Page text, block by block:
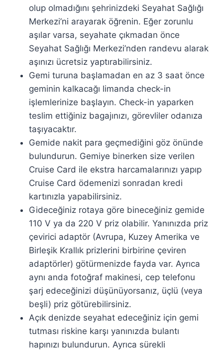
olup olmadığını şehrinizdeki Seyahat Sağlığı
Merkezi’ni arayarak öğrenin. Eğer zorunlu
aşılar varsa, seyahate çıkmadan önce
Seyahat Sağlığı Merkezi’nden randevu alarak
aşınızı ücretsiz yaptırabilirsiniz.
Gemi turuna başlamadan en az 3 saat önce
geminin kalkacağı limanda check-in
işlemlerinize başlayın. Check-in yaparken
teslim ettiğiniz bagajınızı, görevliler odanıza
taşıyacaktır.
Gemide nakit para geçmediğini göz önünde
bulundurun. Gemiye binerken size verilen
Cruise Card ile ekstra harcamalarınızı yapıp
Cruise Card ödemenizi sonradan kredi
kartınızla yapabilirsiniz.
Gideceğiniz rotaya göre bineceğiniz gemide
110 V ya da 220 V priz olabilir. Yanınızda priz
çevirici adaptör (Avrupa, Kuzey Amerika ve
Birleşik Krallık prizlerini birbirine çeviren
adaptörler) götürmenizde fayda var. Ayrıca
aynı anda fotoğraf makinesi, cep telefonu
şarj edeceğinizi düşünüyorsanız, üçlü (veya
beşli) priz götürebilirsiniz.
Açık denizde seyahat edeceğiniz için gemi
tutması riskine karşı yanınızda bulantı
hapınızı bulundurun. Ayrıca sürekli